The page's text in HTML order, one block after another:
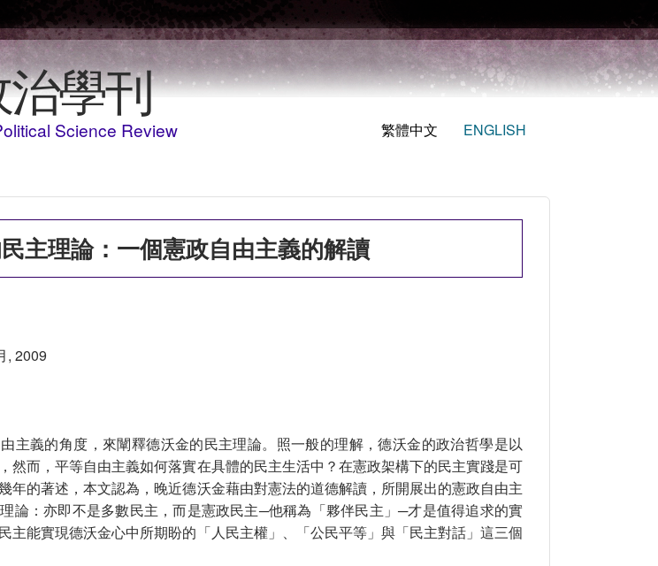
主內容
學刊
Science Review 繁體中文 ENGLISH
主理論：一個憲政自由主義的解讀
, 2009
主義的角度，來闡釋德沃金的民主理論。照一般的理解，德沃金的政治哲學是以
然而，平等自由主義如何落實在具體的民主生活中？在憲政架構下的民主實踐是可
年的著述，本文認為，晚近德沃金藉由對憲法的道德解讀，所開展出的憲政自由主
論：亦即不是多數民主，而是憲政民主─他稱為「夥伴民主」─才是值得追求的實
主能實現德沃金心中所期盼的「人民主權」、「公民平等」與「民主對話」這三個